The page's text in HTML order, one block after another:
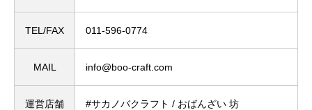
TEL/FAX 011-596-0774
MAIL info@boo-craft.com
運営店舗 #サカノバクラフト / おばんざい 坊